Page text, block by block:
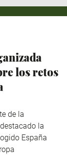
los retos
de la
la
España